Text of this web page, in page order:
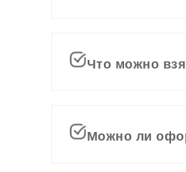
Что можно
Можно ли